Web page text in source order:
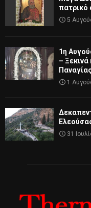
πατρικό
5
1η
– Ξεκινά
1
31